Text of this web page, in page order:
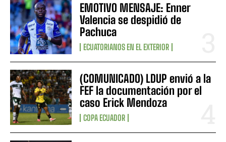
EMOTIVO MENSAJE: Enner
Valencia se despidió de
Pachuca
ECUATORIANOS EN EL EXTERIOR
(COMUNICADO) LDUP envió a la
FEF la documentación por el
caso Erick Mendoza
COPA ECUADOR